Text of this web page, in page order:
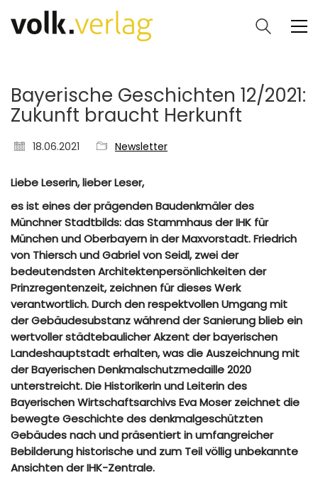
Bayerische Geschichten 12/2021:
Zukunft braucht Herkunft
18.06.2021 Newsletter
Liebe Leserin, lieber Leser,
es ist eines der prägenden Baudenkmäler des
Münchner Stadtbilds: das Stammhaus der IHK für
München und Oberbayern in der Maxvorstadt. Friedrich
von Thiersch und Gabriel von Seidl, zwei der
bedeutendsten Architektenpersönlichkeiten der
Prinzregentenzeit, zeichnen für dieses Werk
verantwortlich. Durch den respektvollen Umgang mit
der Gebäudesubstanz während der Sanierung blieb ein
wertvoller städtebaulicher Akzent der bayerischen
Landeshauptstadt erhalten, was die Auszeichnung mit
der Bayerischen Denkmalschutzmedaille 2020
unterstreicht. Die Historikerin und Leiterin des
Bayerischen Wirtschaftsarchivs Eva Moser zeichnet die
bewegte Geschichte des denkmalgeschützten
Gebäudes nach und präsentiert in umfangreicher
Bebilderung historische und zum Teil völlig unbekannte
Ansichten der IHK-Zentrale.